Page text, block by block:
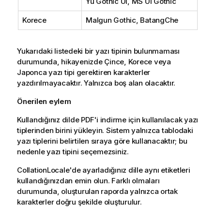
Korece Malgun Gothic, BatangChe
Yukarıdaki listedeki bir yazı tipinin bulunmaması
durumunda, hikayenizde Çince, Korece veya
Japonca yazı tipi gerektiren karakterler
yazdırılmayacaktır. Yalnızca boş alan olacaktır.
Önerilen eylem
Kullandığınız dilde PDF'i indirme için kullanılacak yazı
tiplerinden birini yükleyin. Sistem yalnızca tablodaki
yazı tiplerini belirtilen sıraya göre kullanacaktır; bu
nedenle yazı tipini seçemezsiniz.
CollationLocale'de ayarladığınız dille aynı etiketleri
kullandığınızdan emin olun. Farklı olmaları
durumunda, oluşturulan raporda yalnızca ortak
karakterler doğru şekilde oluşturulur.